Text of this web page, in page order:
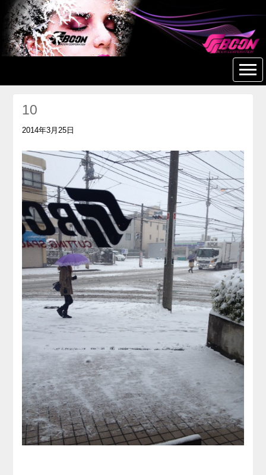
美容室 美容院 ヘアサロン
BOON 【つきみ野】
10
2014年3月25日